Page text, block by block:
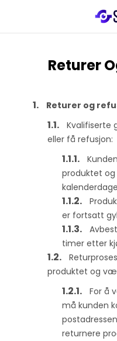
Returer
Returer og
Kvalifiserte
eller få refusjon:
produktet
er fortsatt
timer etter
produktet og
For å
må kunden
returnere